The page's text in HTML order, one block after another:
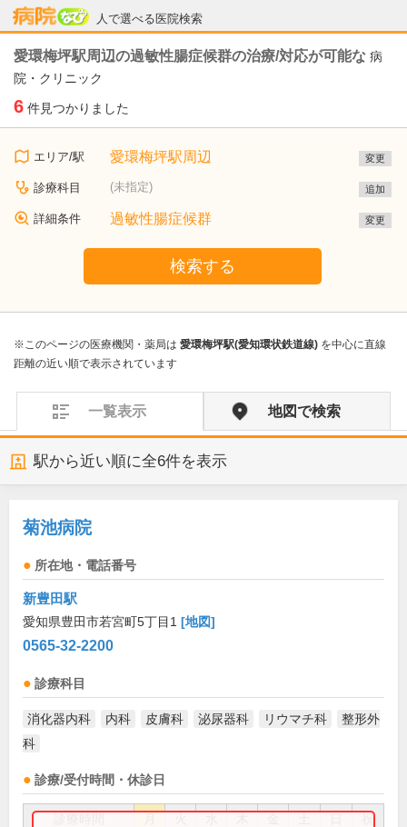
人で選べる医院検索
病院なび
愛環梅坪駅周辺の過敏性腸症候群の治療/対応が可能な 病
院・クリニック
6 件見つかりました
エリア/駅 愛環梅坪駅周辺 変更
診療科目 (未指定) 追加
詳細条件 過敏性腸症候群 変更
検索する
※このページの医療機関・薬局は 愛環梅坪駅(愛知環状鉄道線) を中心に直線
距離の近い順で表示されています
一覧表示 地図で検索
駅から近い順に全6件を表示
菊池病院
所在地・電話番号
新豊田駅
愛知県豊田市若宮町5丁目1 [地図]
0565-32-2200
診療科目
消化器内科 内科 皮膚科 泌尿器科 リウマチ科
整形外
科
診療/受付時間・休診日
祝